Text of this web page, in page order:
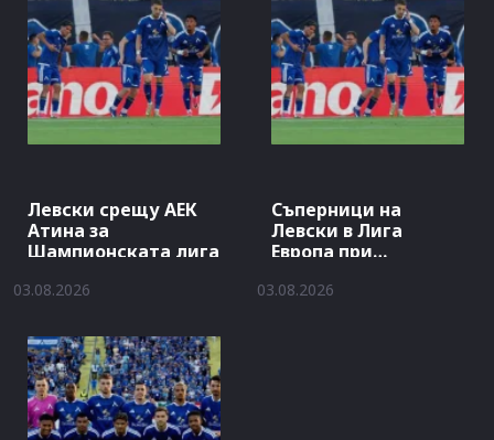
Левски срещу АЕК
Атина за
Шампионската лига
03.08.2026
Съперници на
Левски в Лига
Европа при
03.08.2026